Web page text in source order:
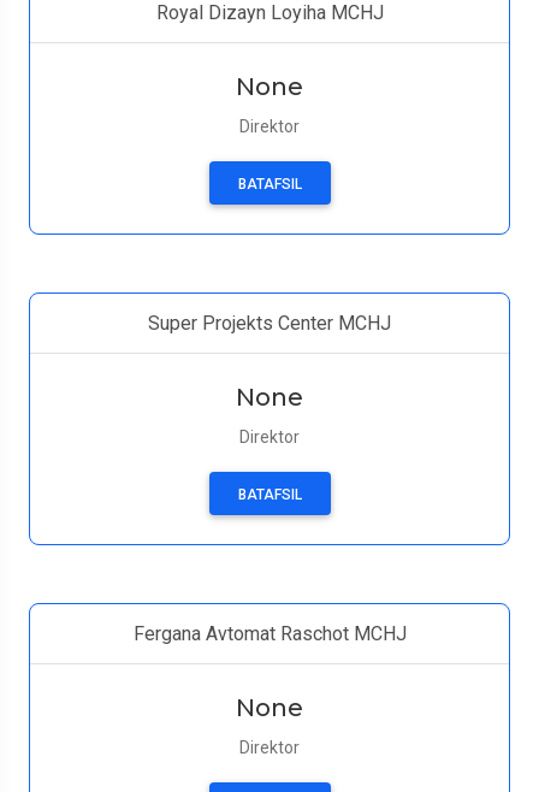
Royal Dizayn Loyiha MCHJ
None
Direktor
BATAFSIL
Super Projekts Center MCHJ
None
Direktor
BATAFSIL
Fergana Avtomat Raschot MCHJ
None
Direktor